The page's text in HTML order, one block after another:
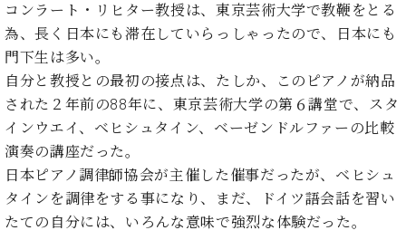
ー
ト /
ベ
ヒ
シ
ュ
タ
イ
レ
ジ
術
ピ
ア
ノ
を
作
る
こ
と
音
色
ヒ
シ
ュ
タ
イ
の
秘
ン
ブ
ラ
ン
ド
ヒ
ス
ト
リ
ー
店
舗
か
ら
の
お
知
ら
せ
(入
い！
学
び
た
録
音
し
た
い！
い
ヒ
シ
ュ
タ
イ
ン・
サ
ロ
ン
会
コンラート・リヒター教授は、東京芸術大学で教鞭をとる
為、長く日本にも滞在していらっしゃったので、日本にも
門下生は多い。
自分と教授との最初の接点は、たしか、このピアノが納品
された２年前の88年に、東京芸術大学の第６講堂で、スタ
インウエイ、ベヒシュタイン、ベーゼンドルファーの比較
演奏の講座だった。
日本ピアノ調律師協会が主催した催事だったが、ベヒシュ
タインを調律をする事になり、まだ、ドイツ語会話を習い
たての自分には、いろんな意味で強烈な体験だった。